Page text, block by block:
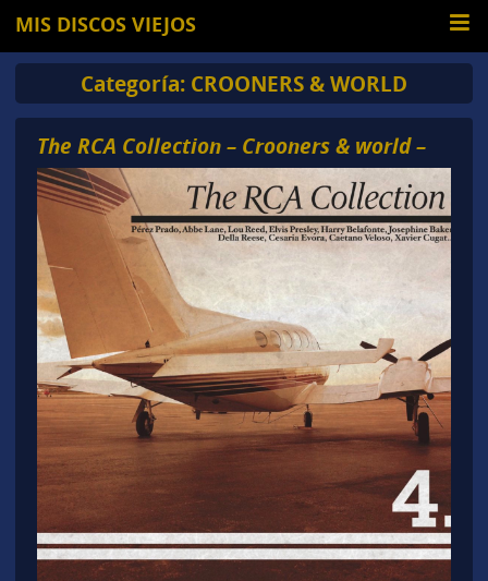
MIS DISCOS VIEJOS
Categoría: CROONERS & WORLD
The RCA Collection – Crooners & world –